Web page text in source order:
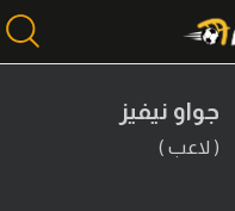
جواو نيفيز
( لاعب )